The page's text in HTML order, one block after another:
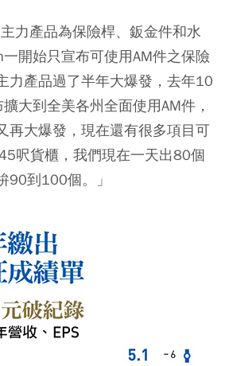
力產品為保險桿、鈑金件和水
開始只宣布可使用AM件之保險
力產品過了半年大爆發，去年10
大到全美各州全面使用AM件，
再大爆發，現在還有很多項目可
呎貨櫃，我們現在一天出80個
90到100個。」